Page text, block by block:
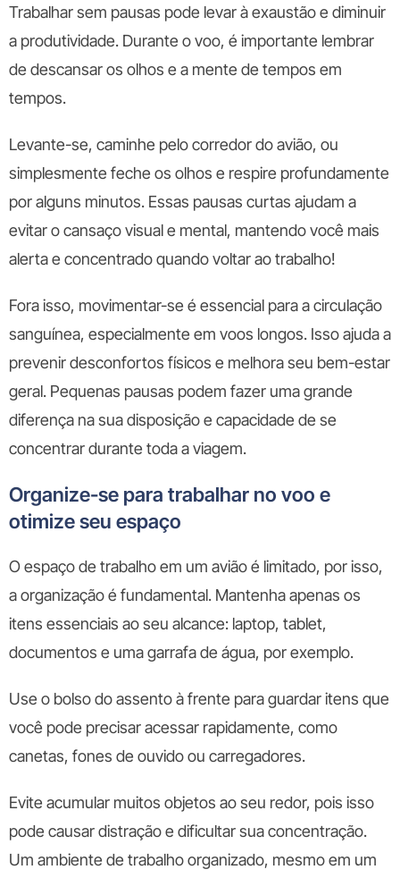
Trabalhar sem pausas pode levar à exaustão e diminuir
a produtividade. Durante o voo, é importante lembrar
de descansar os olhos e a mente de tempos em
tempos.
Levante-se, caminhe pelo corredor do avião, ou
simplesmente feche os olhos e respire profundamente
por alguns minutos. Essas pausas curtas ajudam a
evitar o cansaço visual e mental, mantendo você mais
alerta e concentrado quando voltar ao trabalho!
Fora isso, movimentar-se é essencial para a circulação
sanguínea, especialmente em voos longos. Isso ajuda a
prevenir desconfortos físicos e melhora seu bem-estar
geral. Pequenas pausas podem fazer uma grande
diferença na sua disposição e capacidade de se
concentrar durante toda a viagem.
Organize-se para trabalhar no voo e
otimize seu espaço
O espaço de trabalho em um avião é limitado, por isso,
a organização é fundamental. Mantenha apenas os
itens essenciais ao seu alcance: laptop, tablet,
documentos e uma garrafa de água, por exemplo.
Use o bolso do assento à frente para guardar itens que
você pode precisar acessar rapidamente, como
canetas, fones de ouvido ou carregadores.
Evite acumular muitos objetos ao seu redor, pois isso
pode causar distração e dificultar sua concentração.
Um ambiente de trabalho organizado, mesmo em um